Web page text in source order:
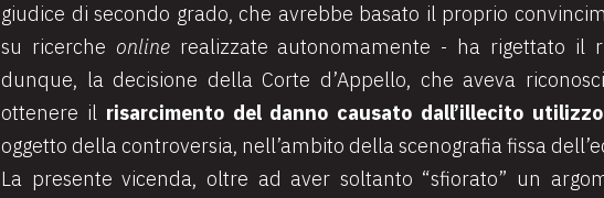
giudice di secondo grado, che avrebbe basato il proprio
su ricerche online realizzate autonomamente - ha rigettato il
dunque, la decisione della Corte d’Appello, che aveva
ottenere il risarcimento del danno causato dall’illecito
oggetto della controversia, nell’ambito della scenografia fissa
La presente vicenda, oltre ad aver soltanto “sfiorato” un